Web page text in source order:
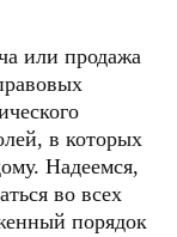
или продажа
в которых
Надеемся,
во всех
порядок